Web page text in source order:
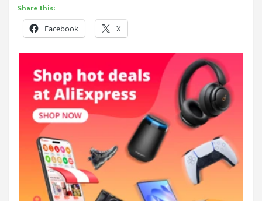
Share this:
Facebook X